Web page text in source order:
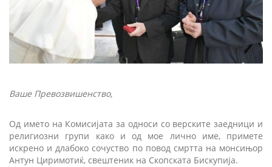
Ваше Превозвишенство,
Од името на Комисијата за односи со верските заедници и
религиозни групи како и од мое лично име, примете
искрено и длабоко сочуство по повод смртта на монсињор
Антун Циримотиќ, свештеник на Скопската Бискупија.